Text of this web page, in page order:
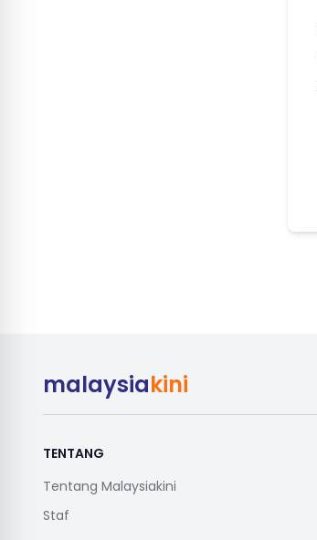
malaysiakini
TENTANG
Tentang Malaysiakini
Staf